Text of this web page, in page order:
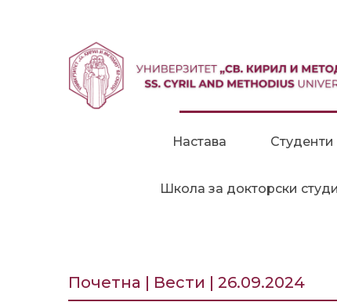
Настава Студенти
Школа за докторски
Почетна | Вести | 26.09.2024